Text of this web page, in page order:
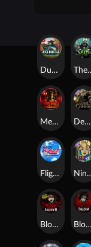
Duck Hunters
Mental 2
Blood & Shadow
Blood & Shadow 2
The
Nine
Flight Mode
Dead Canary